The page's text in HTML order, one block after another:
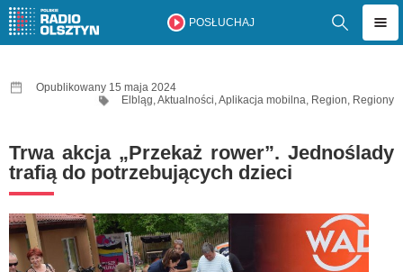
POSŁUCHAJ
Opublikowany 15 maja 2024
Elbląg,Aktualności,Aplikacja mobilna, Region, Regiony
Trwa akcja „Przekaż rower”. Jednoślady
trafią do potrzebujących dzieci